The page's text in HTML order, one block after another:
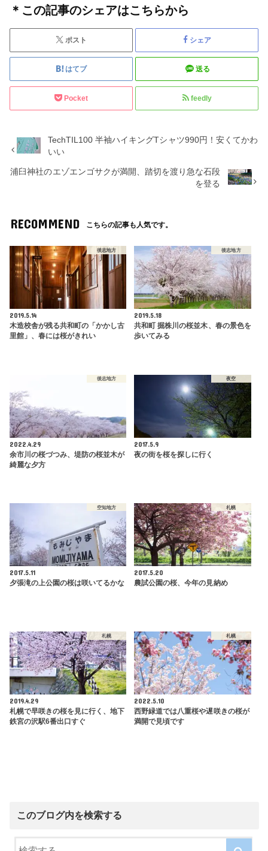
＊この記事のシェアはこちらから
ポスト シェア
はてブ 送る
Pocket feedly
TechTIL100 半袖ハイキングTシャツ990円！安くてかわ
いい
浦臼神社のエゾエンゴサクが満開、踏切を渡り急な石段
を登る
RECOMMEND こちらの記事も人気です。
後志地方
2019.5.14
木造校舎が残る共和町の「かかし古
里館」、春には桜がきれい
後志地方
2019.5.18
共和町 掘株川の桜並木、春の景色を
歩いてみる
後志地方
2022.4.29
余市川の桜づつみ、堤防の桜並木が
綺麗な夕方
夜空
2017.5.9
夜の街を桜を探しに行く
空知地方
2017.5.11
夕張滝の上公園の桜は咲いてるかな
札幌
2017.5.20
農試公園の桜、今年の見納め
札幌
2019.4.29
札幌で早咲きの桜を見に行く、地下
鉄宮の沢駅6番出口すぐ
札幌
2022.5.10
西野緑道では八重桜や遅咲きの桜が
満開で見頃です
このブログ内を検索する